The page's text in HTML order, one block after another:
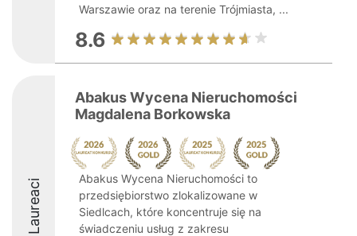
Warszawie oraz na terenie Trójmiasta, ...
8.6
Laureaci
Abakus Wycena Nieruchomości
Magdalena Borkowska
Abakus Wycena Nieruchomości to
przedsiębiorstwo zlokalizowane w
Siedlcach, które koncentruje się na
świadczeniu usług z zakresu